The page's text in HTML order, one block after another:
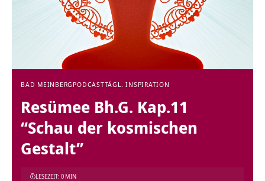
BAD MEINBERG PODCASTTÄGL. INSPIRATION
Resümee Bh.G. Kap.11
“Schau der kosmischen
Gestalt”
LESEZEIT: 0 MIN